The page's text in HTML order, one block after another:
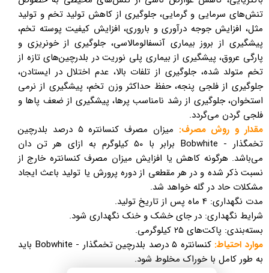
تنش‌های سرمایی و گرمایی، جلوگیری از کاهش تولید تخم و تولید
مثل، افزایش جوجه درآوری و باروری، افزایش کیفیت پوسته‌ تخم،
پیشگیری از بروز بیماری آنسفالومالاسی، جلوگیری از خونریزی و
پارگی عروق، پیشگیری از بیماری پلی نوریت در بلدرچین‌های تازه از
تخم متولد شده، جلوگیری از تلفات بالا، عدم اختلال در ایستادن،
جلوگیری از فلجی پنجه، حفظ حداکثر وزن تخم، پیشگیری از نرمی
استخوان، جلوگیری از رشد نامناسب پرها، پیشگیری از ضعف پاها و
فلجی گردن می‌گردد.
مقدار و روش مصرف:
میزان مصرف کنسانتره ۵ درصد بلدرچین
تخمگذار - Bobwhite برابر با 50 کیلوگرم به ازای هر تن‌ دان
می‌باشد. هرگونه کاهش یا افزایش میزان مصرف کنسانتره خارج از
نسبت ذکر شده و در هر مقطعی از دوره پرورش یا تولید باعث ایجاد
مشکلات حاد در گله خواهد شد.
مدت نگهداری: 4 ماه پس از تاریخ تولید.
شرایط نگهداری: در جای خشک و خنک نگهداری شود.
بسته‌بندی: پاکت‌های ۲۵ کیلوگرمی.
موارد احتیاط:
کنسانتره ۵ درصد بلدرچین تخمگذار - Bobwhite باید
به طور کامل با خوراک مخلوط شود. ​​​​​​​